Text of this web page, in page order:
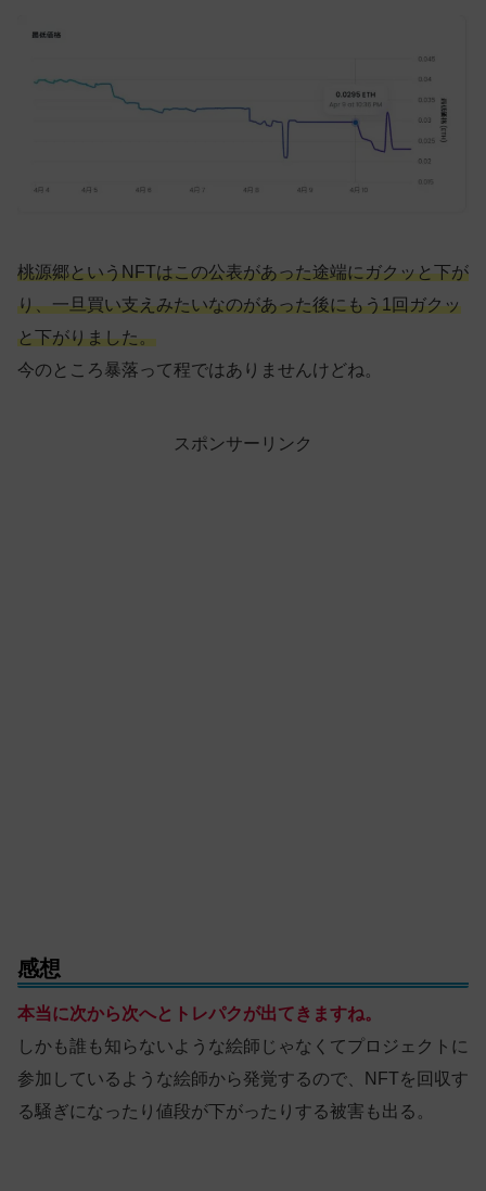
桃源郷というNFTはこの公表があった途端にガクッと下が
り、一旦買い支えみたいなのがあった後にもう1回ガクッ
と下がりました。
今のところ暴落って程ではありませんけどね。
スポンサーリンク
感想
本当に次から次へとトレパクが出てきますね。
しかも誰も知らないような絵師じゃなくてプロジェクトに
参加しているような絵師から発覚するので、NFTを回収す
る騒ぎになったり値段が下がったりする被害も出る。